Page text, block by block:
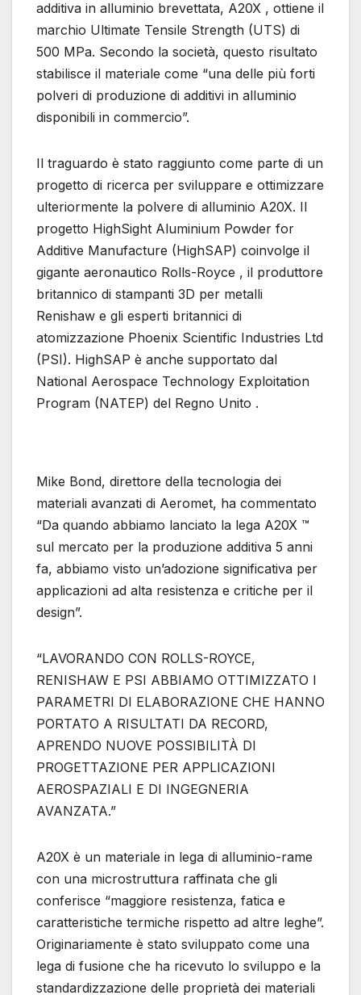
additiva in alluminio brevettata, A20X , ottiene il
marchio Ultimate Tensile Strength (UTS) di
500 MPa. Secondo la società, questo risultato
stabilisce il materiale come “una delle più forti
polveri di produzione di additivi in ​​alluminio
disponibili in commercio”.
Il traguardo è stato raggiunto come parte di un
progetto di ricerca per sviluppare e ottimizzare
ulteriormente la polvere di alluminio A20X. Il
progetto HighSight Aluminium Powder for
Additive Manufacture (HighSAP) coinvolge il
gigante aeronautico Rolls-Royce , il produttore
britannico di stampanti 3D per metalli
Renishaw e gli esperti britannici di
atomizzazione Phoenix Scientific Industries Ltd
(PSI). HighSAP è anche supportato dal
National Aerospace Technology Exploitation
Program (NATEP) del Regno Unito .
Mike Bond, direttore della tecnologia dei
materiali avanzati di Aeromet, ha commentato
“Da quando abbiamo lanciato la lega A20X ™
sul mercato per la produzione additiva 5 anni
fa, abbiamo visto un’adozione significativa per
applicazioni ad alta resistenza e critiche per il
design”.
“LAVORANDO CON ROLLS-ROYCE,
RENISHAW E PSI ABBIAMO OTTIMIZZATO I
PARAMETRI DI ELABORAZIONE CHE HANNO
PORTATO A RISULTATI DA RECORD,
APRENDO NUOVE POSSIBILITÀ DI
PROGETTAZIONE PER APPLICAZIONI
AEROSPAZIALI E DI INGEGNERIA
AVANZATA.”
A20X è un materiale in lega di alluminio-rame
con una microstruttura raffinata che gli
conferisce “maggiore resistenza, fatica e
caratteristiche termiche rispetto ad altre leghe”.
Originariamente è stato sviluppato come una
lega di fusione che ha ricevuto lo sviluppo e la
standardizzazione delle proprietà dei materiali